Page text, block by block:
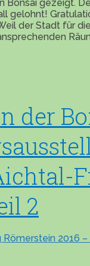
Bonsai gezeigt.
gelohnt!
der Stadt für
der
2